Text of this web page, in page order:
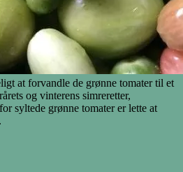
at forvandle de grønne tomater til et
og vinterens simreretter,
syltede grønne tomater er lette at